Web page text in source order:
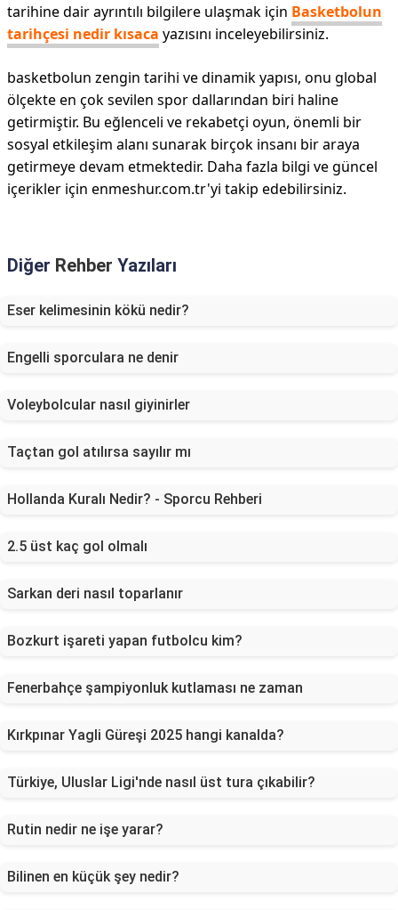
tarihine dair ayrıntılı bilgilere ulaşmak için Basketbolun
tarihçesi nedir kısaca yazısını inceleyebilirsiniz.
basketbolun zengin tarihi ve dinamik yapısı, onu global
ölçekte en çok sevilen spor dallarından biri haline
getirmiştir. Bu eğlenceli ve rekabetçi oyun, önemli bir
sosyal etkileşim alanı sunarak birçok insanı bir araya
getirmeye devam etmektedir. Daha fazla bilgi ve güncel
içerikler için enmeshur.com.tr'yi takip edebilirsiniz.
Diğer Rehber Yazıları
Eser kelimesinin kökü nedir?
Engelli sporculara ne denir
Voleybolcular nasıl giyinirler
Taçtan gol atılırsa sayılır mı
Hollanda Kuralı Nedir? - Sporcu Rehberi
2.5 üst kaç gol olmalı
Sarkan deri nasıl toparlanır
Bozkurt işareti yapan futbolcu kim?
Fenerbahçe şampiyonluk kutlaması ne zaman
Kırkpınar Yagli Güreşi 2025 hangi kanalda?
Türkiye, Uluslar Ligi'nde nasıl üst tura çıkabilir?
Rutin nedir ne işe yarar?
Bilinen en küçük şey nedir?